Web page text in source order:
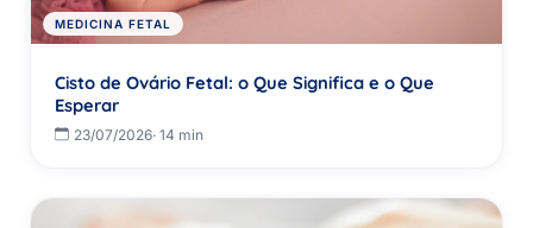
MEDICINA FETAL
Cisto de Ovário Fetal: o Que Significa e o Que
Esperar
23/07/2026· 14 min